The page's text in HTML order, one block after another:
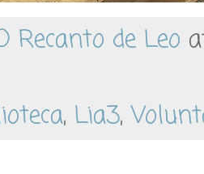
Recanto de Leo
, Lia3,